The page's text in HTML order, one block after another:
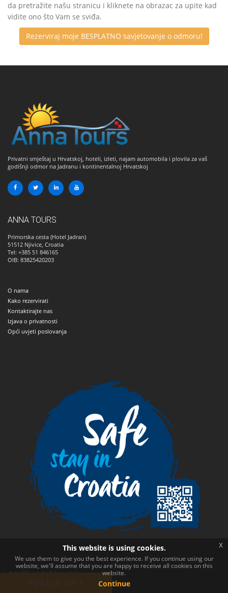
da pretražite našu stranicu i kliknete na obrazac za upite kad
vidite ono što Vam se sviđa.
Rezerviraj moje BESPLATNO savjetovanje o odmoru!
Privatni smještaj u Hrvatskoj, hoteli, izleti, najam automobila i plovila za vaš
godišnji odmor na Jadranu i kontinentalnoj Hrvatskoj
ANNA TOURS
Primorska cesta (Hotel Jadran)
51512 Njivice, Croatia
Tel: +385 51 846165
OIB: 83825420203
O nama
Kako rezervirati
Kontaktirajte nas
Izjava o privatnosti
Opći uvjeti poslovanja
POŠALJI UPIT
This website is using cookies.
We use them to give you the best experience. If you continue using our
website, we'll assume that you are happy to receive all cookies on this
website.
Continue
x